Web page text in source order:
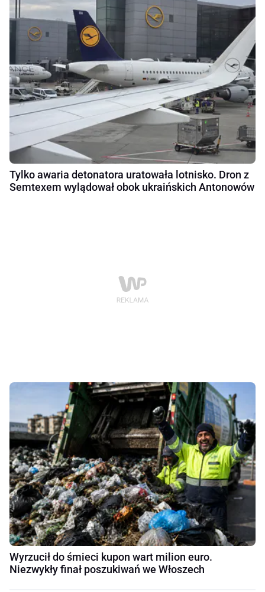
Tylko awaria detonatora uratowała lotnisko. Dron z
Semtexem wylądował obok ukraińskich Antonowów
Wyrzucił do śmieci kupon wart milion euro.
Niezwykły finał poszukiwań we Włoszech